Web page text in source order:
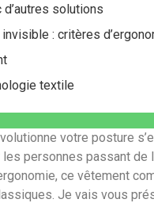
solutions
: critères
textile
et intégration
et résultats
votre posture
personnes passant de
ce vêtement
Je vais vous